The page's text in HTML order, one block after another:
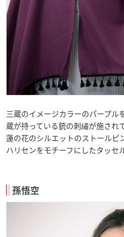
三蔵のイメージカラーのパープル
蔵が持っている銃の刺繡が施され
蓮の花のシルエットのストールピ
ハリセンをモチーフにしたタッセ
孫悟空